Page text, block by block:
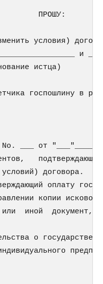
ПРОШУ:
условия)
и
истца)
госпошлину в
___ от
договора.
оплату
копии
иной  документ,
о